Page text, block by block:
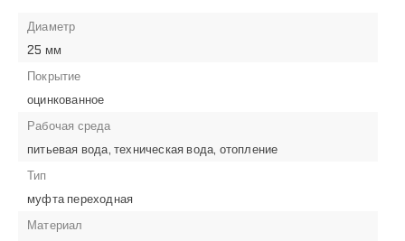
Диаметр
25 мм
Покрытие
оцинкованное
Рабочая среда
питьевая вода, техническая вода, отопление
Тип
муфта переходная
Материал